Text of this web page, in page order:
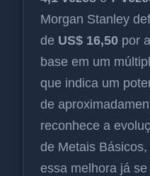
Morgan Stanley
de US$ 16,50 por
base em um
que indica um
de
reconhece a
de Metais
essa melhora já